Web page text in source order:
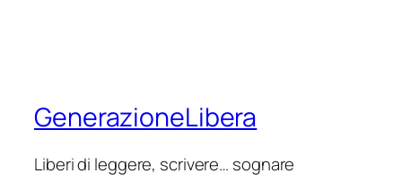
GenerazioneLibera
Liberi di leggere, scrivere… sognare